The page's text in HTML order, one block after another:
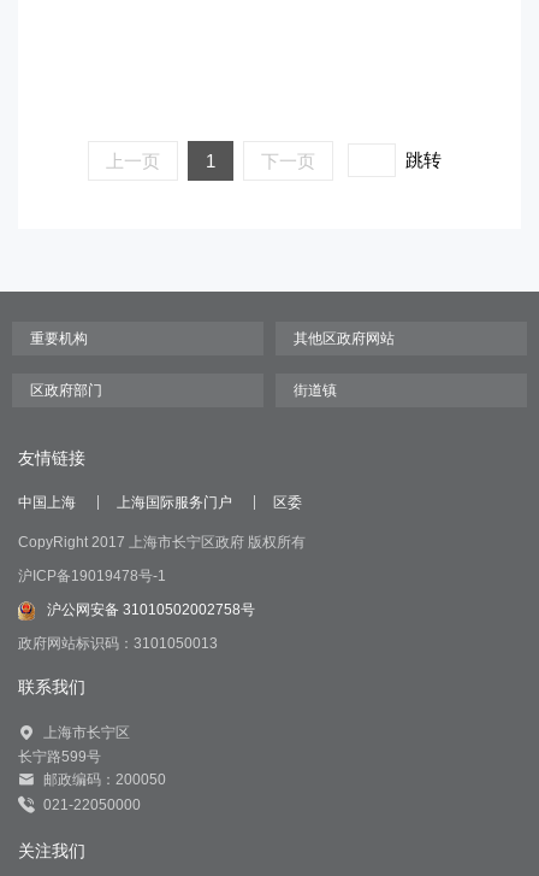
上一页 1 下一页 跳转
友情链接
中国上海 上海国际服务门户 区委
CopyRight 2017 上海市长宁区政府 版权所有
沪ICP备19019478号-1
沪公网安备 31010502002758号
政府网站标识码：3101050013
联系我们
上海市长宁区
长宁路599号
邮政编码：200050
021-22050000
关注我们